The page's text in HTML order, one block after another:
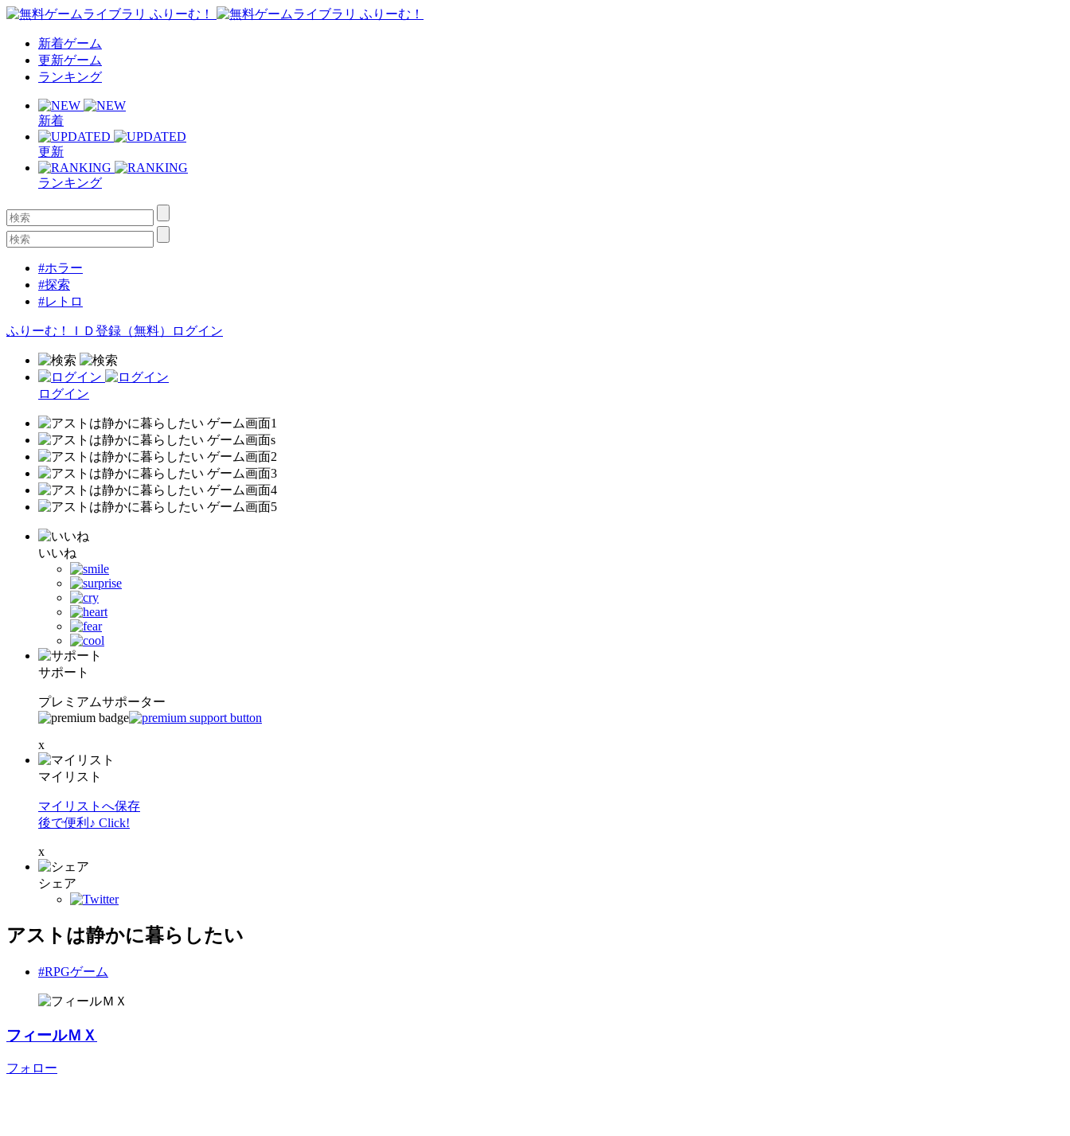
新着ゲーム
更新ゲーム
ランキング
新着
更新
ランキング
#ホラー
#探索
#レトロ
ふりーむ！ＩＤ登録（無料） ログイン
ログイン
いいね
サポート
プレミアムサポーター
x
マイリスト
マイリストへ保存
後で便利♪ Click!
x
シェア
アストは静かに暮らしたい
#RPGゲーム
フィールＭＸ
フォロー